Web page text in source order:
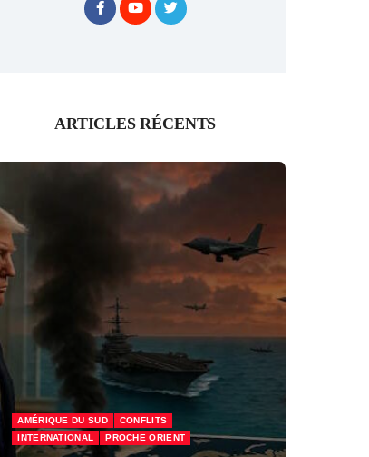
ARTICLES RÉCENTS
AMÉRIQUE DU SUD
CONFLITS
INTERNATIONAL
PROCHE ORIENT